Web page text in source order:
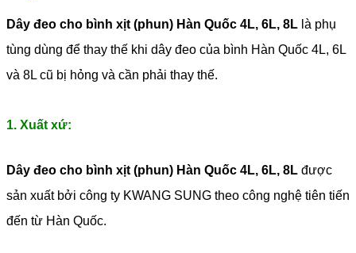
Dây đeo cho bình xịt (phun) Hàn Quốc 4L, 6L, 8L là phụ
tùng dùng để thay thế khi dây đeo của bình Hàn Quốc 4L, 6L
và 8L cũ bị hỏng và cần phải thay thế.
1. Xuất xứ:
Dây đeo cho bình xịt (phun) Hàn Quốc 4L, 6L, 8L được
sản xuất bởi công ty KWANG SUNG theo công nghệ tiên tiến
đến từ Hàn Quốc.